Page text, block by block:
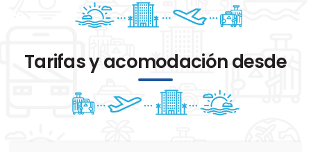
Tarifas y acomodación desde